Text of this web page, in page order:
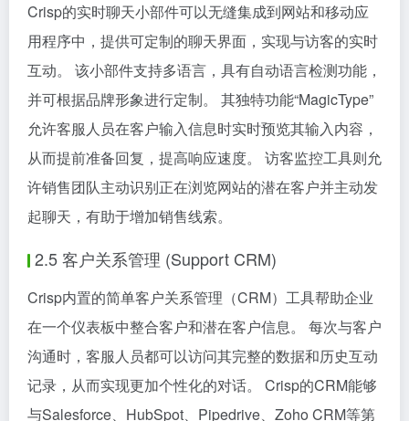
Crisp的实时聊天小部件可以无缝集成到网站和移动应
用程序中，提供可定制的聊天界面，实现与访客的实时
互动。 该小部件支持多语言，具有自动语言检测功能，
并可根据品牌形象进行定制。 其独特功能“MagicType”
允许客服人员在客户输入信息时实时预览其输入内容，
从而提前准备回复，提高响应速度。 访客监控工具则允
许销售团队主动识别正在浏览网站的潜在客户并主动发
起聊天，有助于增加销售线索。
2.5 客户关系管理 (Support CRM)
Crisp内置的简单客户关系管理（CRM）工具帮助企业
在一个仪表板中整合客户和潜在客户信息。 每次与客户
沟通时，客服人员都可以访问其完整的数据和历史互动
记录，从而实现更加个性化的对话。 Crisp的CRM能够
与Salesforce、HubSpot、Pipedrive、Zoho CRM等第